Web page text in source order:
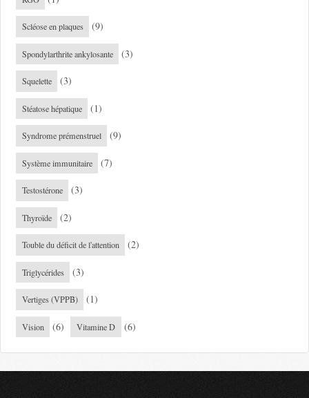
Scléose en plaques (9)
Spondylarthrite ankylosante (3)
Squelette (3)
Stéatose hépatique (1)
Syndrome prémenstruel (9)
Système immunitaire (7)
Testostérone (3)
Thyroïde (2)
Touble du déficit de l'attention (2)
Triglycérides (3)
Vertiges (VPPB) (1)
Vision (6) Vitamine D (6)